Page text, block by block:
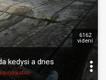
kedysi a dnes
6162
videní